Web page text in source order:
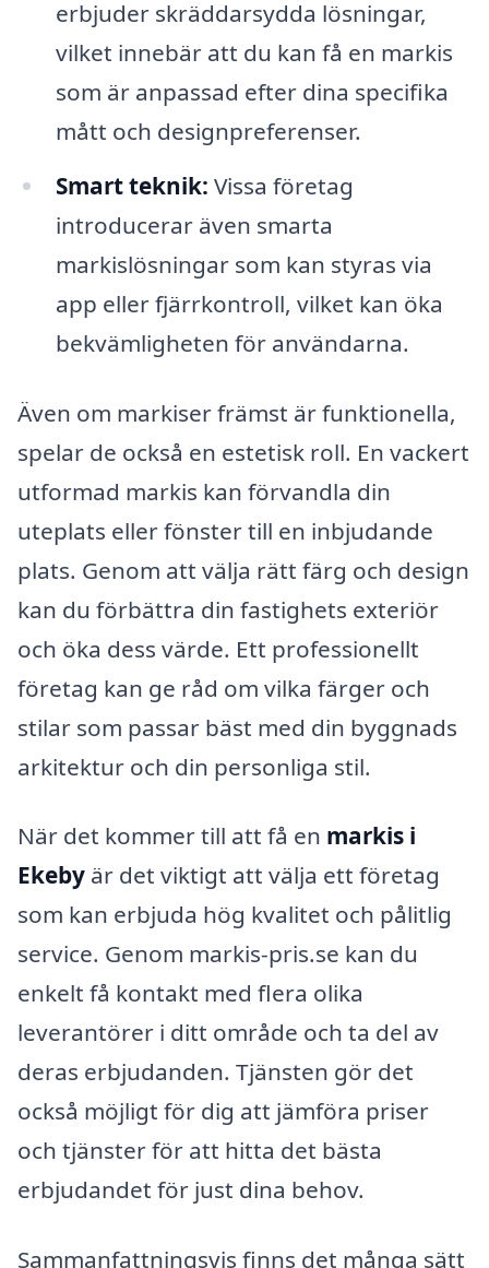
erbjuder skräddarsydda lösningar,
vilket innebär att du kan få en markis
som är anpassad efter dina specifika
mått och designpreferenser.
Smart teknik: Vissa företag
introducerar även smarta
markislösningar som kan styras via
app eller fjärrkontroll, vilket kan öka
bekvämligheten för användarna.
Även om markiser främst är funktionella,
spelar de också en estetisk roll. En vackert
utformad markis kan förvandla din
uteplats eller fönster till en inbjudande
plats. Genom att välja rätt färg och design
kan du förbättra din fastighets exteriör
och öka dess värde. Ett professionellt
företag kan ge råd om vilka färger och
stilar som passar bäst med din byggnads
arkitektur och din personliga stil.
När det kommer till att få en markis i
Ekeby är det viktigt att välja ett företag
som kan erbjuda hög kvalitet och pålitlig
service. Genom markis-pris.se kan du
enkelt få kontakt med flera olika
leverantörer i ditt område och ta del av
deras erbjudanden. Tjänsten gör det
också möjligt för dig att jämföra priser
och tjänster för att hitta det bästa
erbjudandet för just dina behov.
Sammanfattningsvis finns det många sätt